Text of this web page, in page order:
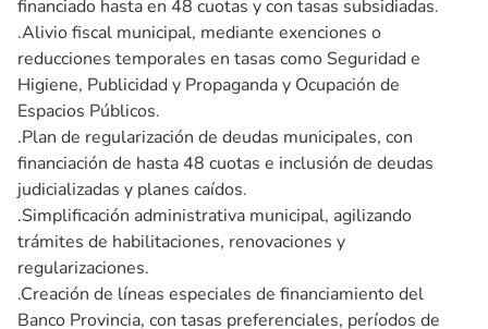
financiado hasta en 48 cuotas y con tasas subsidiadas.
.Alivio fiscal municipal, mediante exenciones o
reducciones temporales en tasas como Seguridad e
Higiene, Publicidad y Propaganda y Ocupación de
Espacios Públicos.
.Plan de regularización de deudas municipales, con
financiación de hasta 48 cuotas e inclusión de deudas
judicializadas y planes caídos.
.Simplificación administrativa municipal, agilizando
trámites de habilitaciones, renovaciones y
regularizaciones.
.Creación de líneas especiales de financiamiento del
Banco Provincia, con tasas preferenciales, períodos de